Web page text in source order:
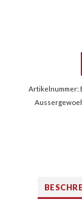
Artikelnummer: